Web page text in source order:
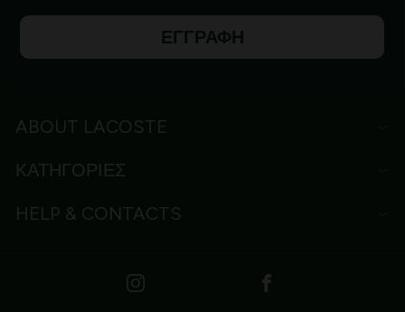
ΕΓΓΡΑΦΗ
ABOUT LACOSTE
ΚΑΤΗΓΟΡΙΕΣ
HELP & CONTACTS